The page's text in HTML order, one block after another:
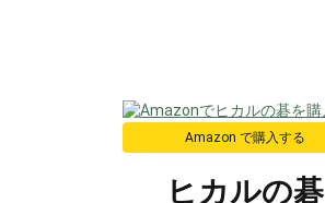
Amazon で購入する
ヒカルの碁